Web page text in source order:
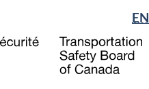
to
main
to
"About
government"
à
la
EN